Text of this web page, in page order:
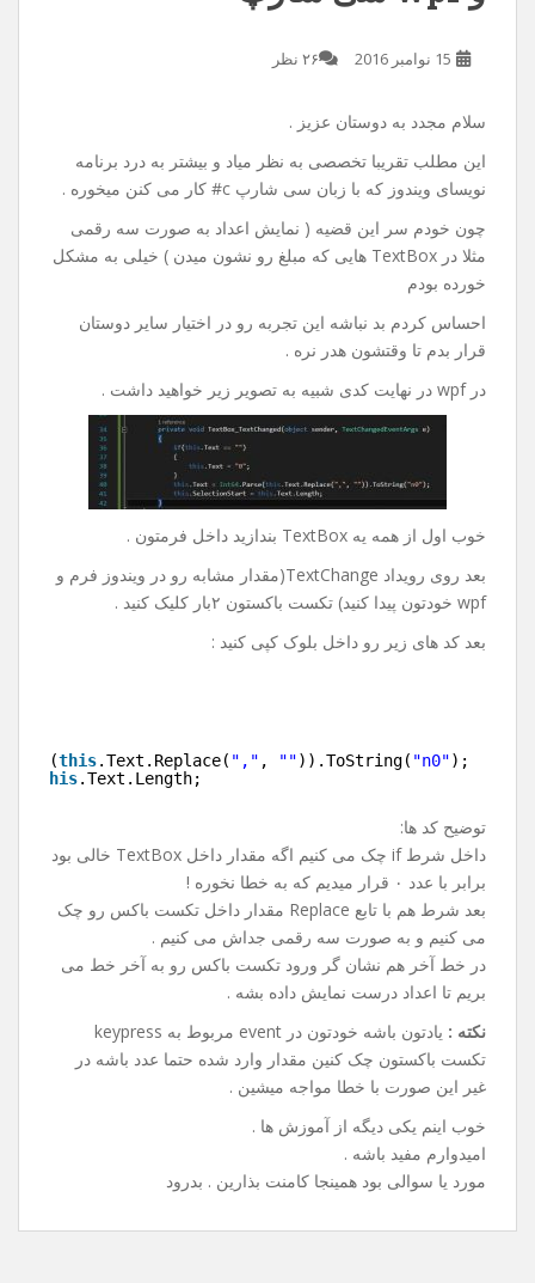
15 نوامبر 2016 ۲۶ نظر
سلام مجدد به دوستان عزیز .
این مطلب تقریبا تخصصی به نظر میاد و بیشتر به درد برنامه
نویسای ویندوز که با زبان سی شارپ c# کار می کنن میخوره .
چون خودم سر این قضیه ( نمایش اعداد به صورت سه رقمی
مثلا در TextBox هایی که مبلغ رو نشون میدن ) خیلی به مشکل
خورده بودم
احساس کردم بد نباشه این تجربه رو در اختیار سایر دوستان
قرار بدم تا وقتشون هدر نره .
در wpf در نهایت کدی شبیه به تصویر زیر خواهید داشت .
خوب اول از همه یه TextBox بندازید داخل فرمتون .
بعد روی رویداد TextChange(مقدار مشابه رو در ویندوز فرم و
wpf خودتون پیدا کنید) تکست باکستون ۲بار کلیک کنید .
بعد کد های زیر رو داخل بلوک کپی کنید :
this.Text.Replace( "," , "")).ToString( "n0");
this.Text.Length;
توضیح کد ها:
داخل شرط if چک می کنیم اگه مقدار داخل TextBox خالی بود
برابر با عدد ۰ قرار میدیم که به خطا نخوره !
بعد شرط هم با تابع Replace مقدار داخل تکست باکس رو چک
می کنیم و به صورت سه رقمی جداش می کنیم .
در خط آخر هم نشان گر ورود تکست باکس رو به آخر خط می
بریم تا اعداد درست نمایش داده بشه .
نکته :
یادتون باشه خودتون در event مربوط به keypress
تکست باکستون چک کنین مقدار وارد شده حتما عدد باشه در
غیر این صورت با خطا مواجه میشین .
خوب اینم یکی دیگه از آموزش ها .
امیدوارم مفید باشه .
مورد یا سوالی بود همینجا کامنت بذارین . بدرود